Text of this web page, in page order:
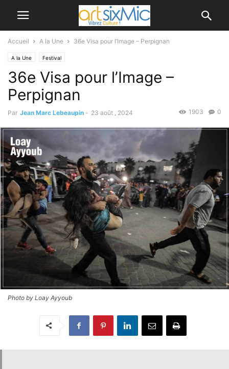
Accueil A la Une 36e Visa pour l’Image – Perpignan
A la Une Festival
36e Visa pour l’Image –
Perpignan
Par Jean Marc Lebeaupin - 23 août , 2024 0
1903
Photo by Loay Ayyoub